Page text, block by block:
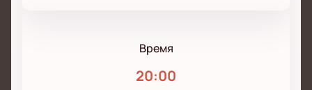
Время
20:00